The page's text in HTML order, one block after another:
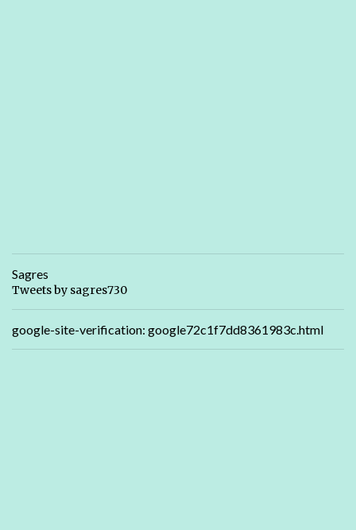
Sagres
Tweets by sagres730
google-site-verification: google72c1f7dd8361983c.html